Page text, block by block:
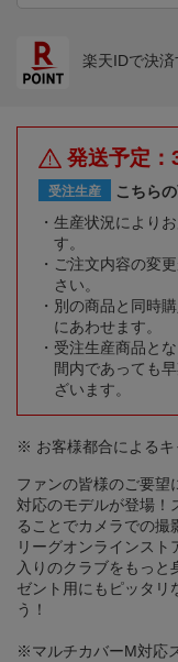
楽天IDで決済
発送予定：
受注生産
こちら
生産状況により
す。
ご注文内容の変
さい。
別の商品と同時
にあわせます。
受注生産商品と
間内であっても
ざいます。
※ お客様都合によるキ
ファンの皆様のご要望
対応のモデルが登場！
ることでカメラでの撮
リーグオンラインスト
入りのクラブをもっと
ゼント用にもピッタリ
う！
※マルチカバーM対応